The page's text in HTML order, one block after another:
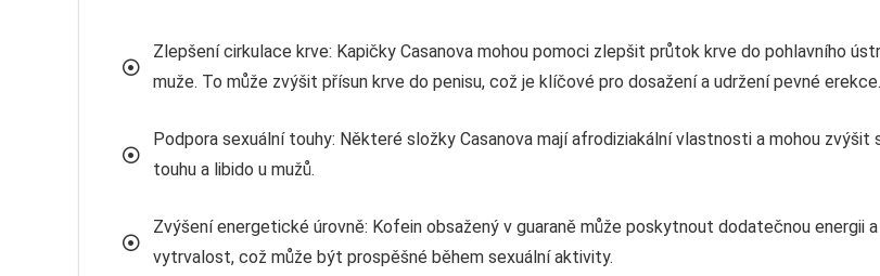
Zlepšení cirkulace krve: Kapičky Casanova mohou pomoci zlepšit průtok krve do pohlavního
muže. To může zvýšit přísun krve do penisu, což je klíčové pro dosažení a udržení pevné erekce.
Podpora sexuální touhy: Některé složky Casanova mají afrodiziakální vlastnosti a mohou zvýšit
touhu a libido u mužů.
Zvýšení energetické úrovně: Kofein obsažený v guaraně může poskytnout dodatečnou energii a
vytrvalost, což může být prospěšné během sexuální aktivity.